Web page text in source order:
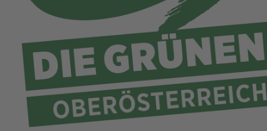
Ried
Schärding
Steyr
Steyr-Land
Urfahr-Umgebung
Vöcklabruck